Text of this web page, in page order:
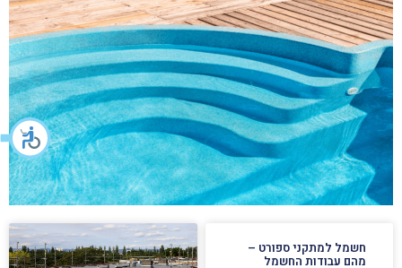
חשמל למתקני ספורט –
מהם עבודות החשמל